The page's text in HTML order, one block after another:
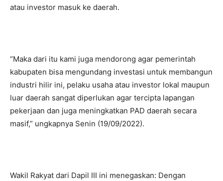
atau investor masuk ke daerah.
“Maka dari itu kami juga mendorong agar pemerintah
kabupaten bisa mengundang investasi untuk membangun
industri hilir ini, pelaku usaha atau investor lokal maupun
luar daerah sangat diperlukan agar tercipta lapangan
pekerjaan dan juga meningkatkan PAD daerah secara
masif,” ungkapnya Senin (19/09/2022).
Wakil Rakyat dari Dapil III ini menegaskan: Dengan